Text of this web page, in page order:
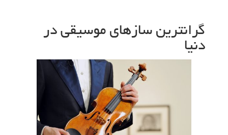
گرانترین سازهای موسیقی در
دنیا